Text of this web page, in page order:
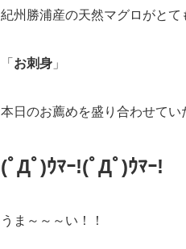
紀州勝浦産の天然マグロがとて
「 お刺身 」
本日のお薦めを盛り合わせてい
(ﾟДﾟ)ｳﾏｰ!(ﾟДﾟ)ｳﾏｰ!
うま～～～い！！